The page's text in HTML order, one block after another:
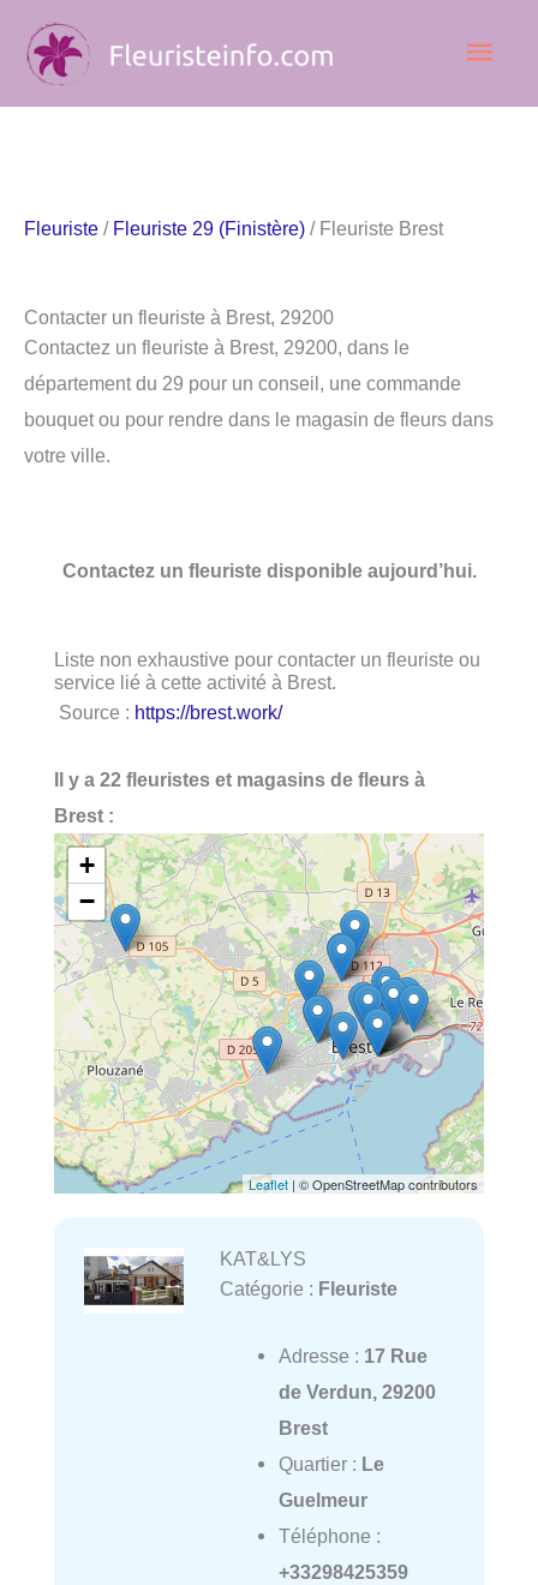
contenu
Fleuriste / Fleuriste 29 (Finistère) / Fleuriste Brest
Contacter un fleuriste à Brest, 29200
Contactez un fleuriste à Brest, 29200, dans le
département du 29 pour un conseil, une commande
bouquet ou pour rendre dans le magasin de fleurs dans
votre ville.
Contactez un fleuriste disponible aujourd’hui.
Liste non exhaustive pour contacter un fleuriste ou
service lié à cette activité à Brest.
Source : https://brest.work/
Il y a 22 fleuristes et magasins de fleurs à
Brest :
+
−
Leaflet | © OpenStreetMap contributors
KAT&LYS
Catégorie : Fleuriste
Adresse : 17 Rue
de Verdun, 29200
Brest
Quartier : Le
Guelmeur
Téléphone :
+33298425359